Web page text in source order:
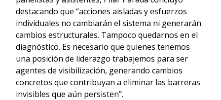
destacando que “acciones aisladas y esfuerzos
individuales no cambiarán el sistema ni generarán
cambios estructurales. Tampoco quedarnos en el
diagnóstico. Es necesario que quienes tenemos
una posición de liderazgo trabajemos para ser
agentes de visibilización, generando cambios
concretos que contribuyan a eliminar las barreras
invisibles que aún persisten”.